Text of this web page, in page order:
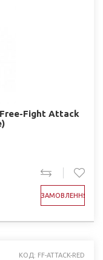
Fight Attack
ЗАМОВЛЕННЯ
КОД: FF-ATTACK-RED